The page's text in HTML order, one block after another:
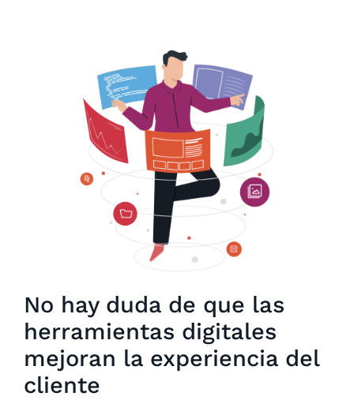
No hay duda de que las
herramientas digitales
mejoran la experiencia del
cliente